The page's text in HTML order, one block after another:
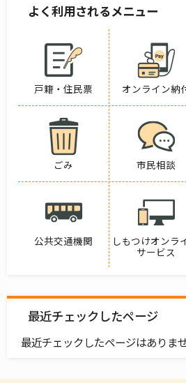
よく利用されるメニュー
戸籍・住民票 オンライン納
ごみ 市民相談
公共交通機関
しもつけオンラ
サービス
最近チェックしたページ
最近チェックしたページはありませ